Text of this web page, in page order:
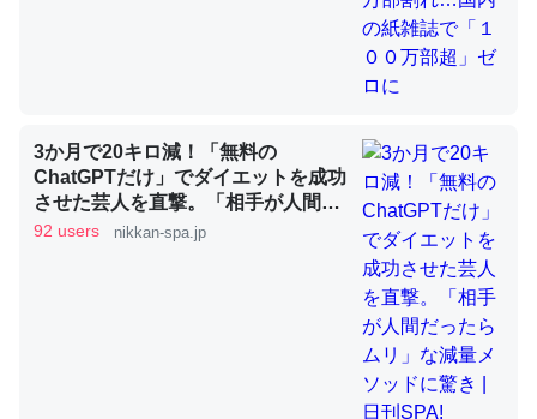
─ニュース :: 【研究発表】昆虫学の大問題＝「昆虫はなぜ海にいな
ウチもEchoを実家に置いて４年。でたまに覗いてる。ぼ
ちぼちRingも置こうかと画策中。あと、Googleマップで
位置情報を共有してる。電池残量や充電中かが分かるので
─たまにLINEするくらいだった遠方の父67歳と僕。ITツール導入で
コミュニケーションが劇的に変化した｜tayorini by LIFULL介護
3か月で20キロ減！「無料の
ChatGPTだけ」でダイエットを成功
させた芸人を直撃。「相手が人間だ
ったらムリ」な減量メソッドに驚き
92 users nikkan-spa.jp